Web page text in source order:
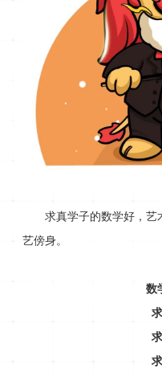
求真学子的数学好，艺
艺傍身。
数